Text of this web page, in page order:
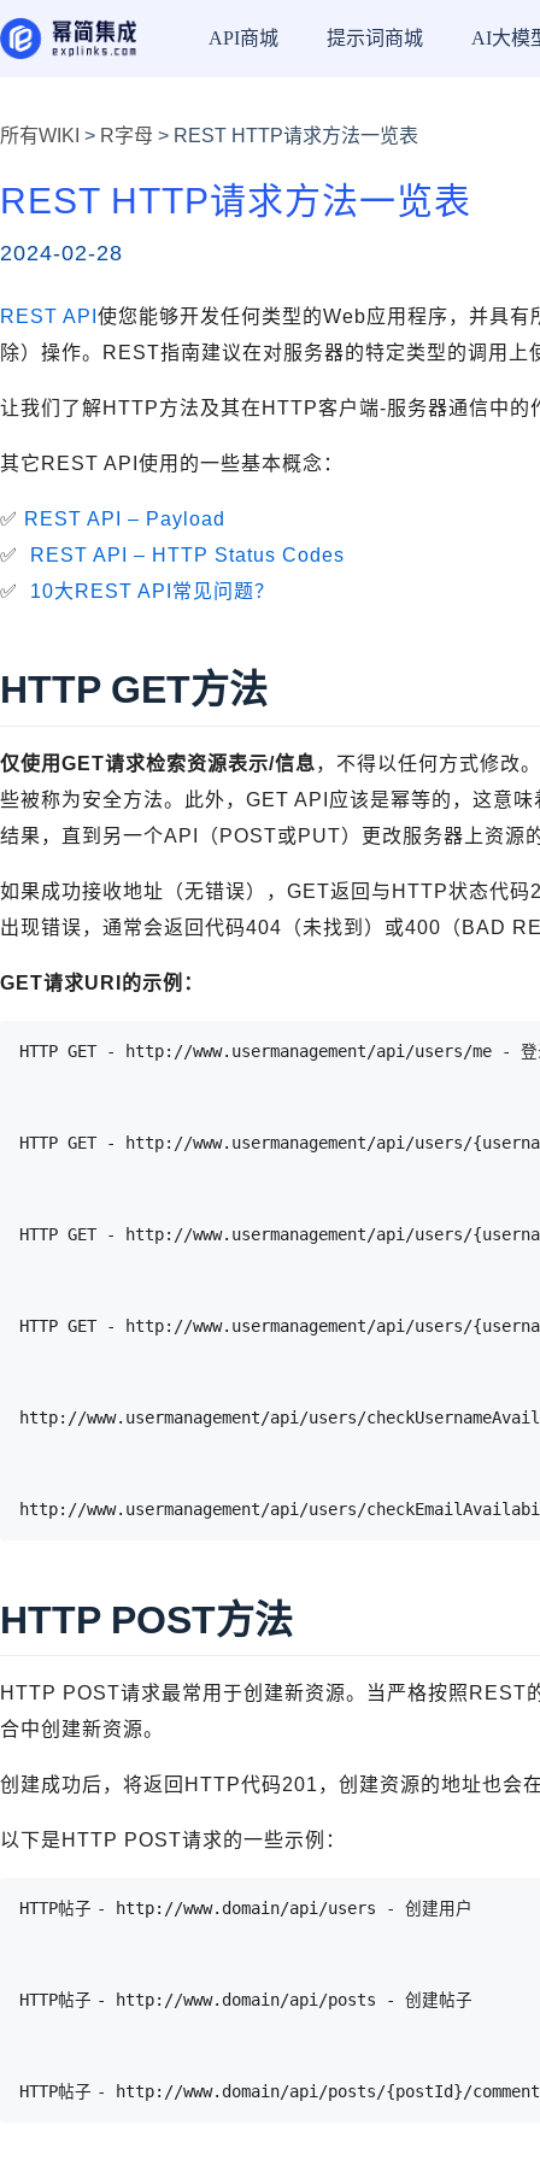
API商城 提示词商城 AI大模
所有WIKI > R字母 > REST HTTP请求方法一览表
REST HTTP请求方法一览表
2024-02-28
REST API 使您能够开发任何类型的Web应用程序，并具
除）操作。REST指南建议在对服务器的特定类型的调用上
让我们了解HTTP方法及其在HTTP客户端-服务器通信中的
其它REST API使用的一些基本概念：
✅ REST API – Payload
✅
REST API – HTTP Status Codes
✅ 10大REST API常见问题？
HTTP GET方法
仅使用GET请求检索资源表示/信息，不得以任何方式修改
些被称为安全方法。此外，GET API应该是幂等的，这意
结果，直到另一个API（POST或PUT）更改服务器上资源
如果成功接收地址（无错误），GET返回与HTTP状态代
出现错误，通常会返回代码404（未找到）或400（BAD
GET请求URI的示例：
HTTP GET - http://www.usermanagement/api/users/me - 登
HTTP GET - http://www.usermanagement/api/users/
http://www.usermanagement/api/users/
HTTP POST方法
HTTP POST请求最常用于创建新资源。当严格按照REST
合中创建新资源。
创建成功后，将返回HTTP代码201，创建资源的地址也会
以下是HTTP POST请求的一些示例：
HTTP帖子	- http://www.domain/api/users - 创建用户
HTTP帖子	- http://www.domain/api/posts - 创建帖子
HTTP帖子	- http://www.domain/api/posts/{postId}/